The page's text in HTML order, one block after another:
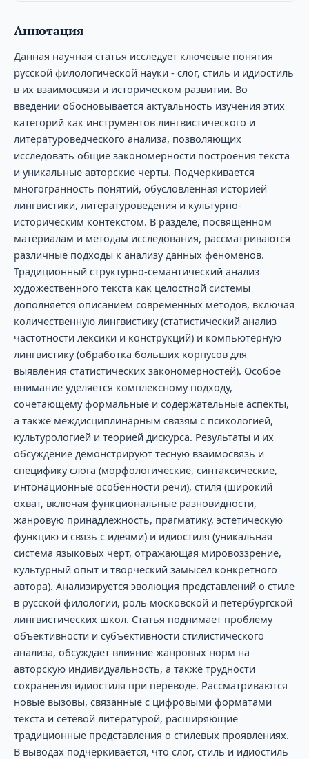
Аннотация
Данная научная статья исследует ключевые понятия
русской филологической науки - слог, стиль и идиостиль
в их взаимосвязи и историческом развитии. Во
введении обосновывается актуальность изучения этих
категорий как инструментов лингвистического и
литературоведческого анализа, позволяющих
исследовать общие закономерности построения текста
и уникальные авторские черты. Подчеркивается
многогранность понятий, обусловленная историей
лингвистики, литературоведения и культурно-
историческим контекстом. В разделе, посвященном
материалам и методам исследования, рассматриваются
различные подходы к анализу данных феноменов.
Традиционный структурно-семантический анализ
художественного текста как целостной системы
дополняется описанием современных методов, включая
количественную лингвистику (статистический анализ
частотности лексики и конструкций) и компьютерную
лингвистику (обработка больших корпусов для
выявления статистических закономерностей). Особое
внимание уделяется комплексному подходу,
сочетающему формальные и содержательные аспекты,
а также междисциплинарным связям с психологией,
культурологией и теорией дискурса. Результаты и их
обсуждение демонстрируют тесную взаимосвязь и
специфику слога (морфологические, синтаксические,
интонационные особенности речи), стиля (широкий
охват, включая функциональные разновидности,
жанровую принадлежность, прагматику, эстетическую
функцию и связь с идеями) и идиостиля (уникальная
система языковых черт, отражающая мировоззрение,
культурный опыт и творческий замысел конкретного
автора). Анализируется эволюция представлений о стиле
в русской филологии, роль московской и петербургской
лингвистических школ. Статья поднимает проблему
объективности и субъективности стилистического
анализа, обсуждает влияние жанровых норм на
авторскую индивидуальность, а также трудности
сохранения идиостиля при переводе. Рассматриваются
новые вызовы, связанные с цифровыми форматами
текста и сетевой литературой, расширяющие
традиционные представления о стилевых проявлениях.
В выводах подчеркивается, что слог, стиль и идиостиль